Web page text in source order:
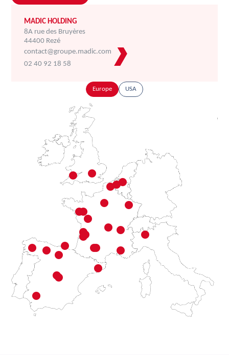
Europe USA
MADIC HOLDING
8A rue des Bruyères
44400 Rezé
contact@groupe.madic.com
02 40 92 18 58